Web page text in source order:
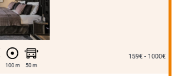
100 m 50 m
159€ - 1000€